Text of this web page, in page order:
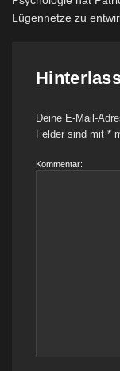
Lügennetze zu
Deine E-Mail-
Felder sind mit *
Kommentar: